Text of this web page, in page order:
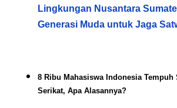
Lingkungan Nusantara
Generasi Muda untuk Jaga
8 Ribu Mahasiswa Indonesia
Serikat, Apa Alasannya?